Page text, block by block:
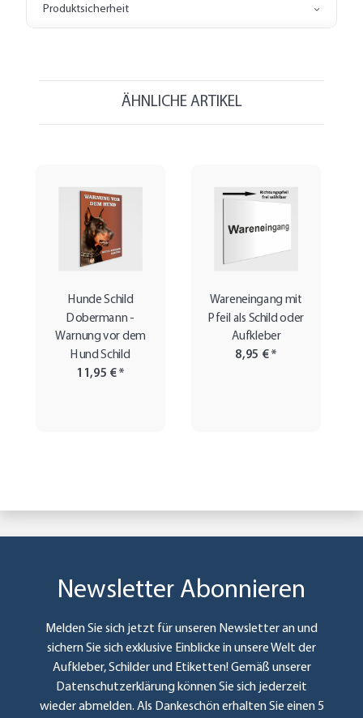
Produktsicherheit
ÄHNLICHE ARTIKEL
Hunde Schild
Dobermann -
Warnung vor dem
Hund Schild
11,95 €*
Wareneingang mit
Pfeil als Schild oder
Aufkleber
8,95 €*
Newsletter Abonnieren
Melden Sie sich jetzt für unseren Newsletter an und
sichern Sie sich exklusive Einblicke in unsere Welt der
Aufkleber, Schilder und Etiketten! Gemäß unserer
Datenschutzerklärung können Sie sich jederzeit
wieder abmelden. Als Dankeschön erhalten Sie einen 5